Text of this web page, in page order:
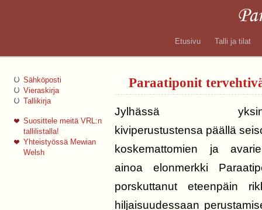
Etusivu Talli ja tilat
Sähköposti
Vieraskirja
Tallikirja
Suosittele meitä VRL:n
tallilistalla!
Yhteistyössä Mewian
Welsh
Paraatiponit
Jylhässä
kiviperustustensa päällä
koskemattomien ja
ainoa elonmerkki
porskuttanut eteenpäin
hiljaisuudessaan